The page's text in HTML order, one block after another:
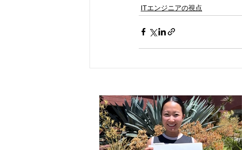
ITエンジニアの視点